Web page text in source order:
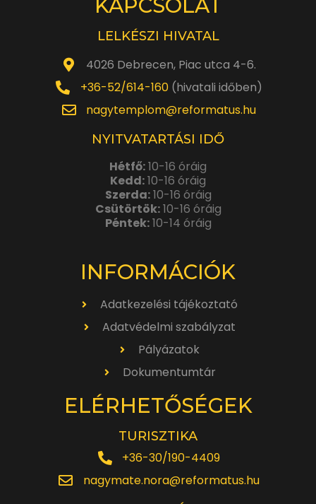
KAPCSOLAT
LELKÉSZI HIVATAL
4026 Debrecen, Piac utca 4-6.
+36-52/614-160(hivatali időben)
nagytemplom@reformatus.hu
NYITVATARTÁSI IDŐ
Hétfő:10-16 óráig
Kedd:10-16 óráig
Szerda:10-16 óráig
Csütörtök:10-16 óráig
Péntek:10-14 óráig
INFORMÁCIÓK
Adatkezelési tájékoztató
Adatvédelmi szabályzat
Pályázatok
Dokumentumtár
ELÉRHETŐSÉGEK
TURISZTIKA
+36-30/190-4409
nagymate.nora@reformatus.hu